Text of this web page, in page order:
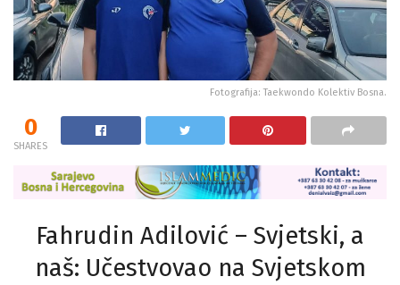
Fotografija: Taekwondo Kolektiv Bosna.
0
SHARES
Fahrudin Adilović – Svjetski, a
naš: Učestvovao na Svjetskom